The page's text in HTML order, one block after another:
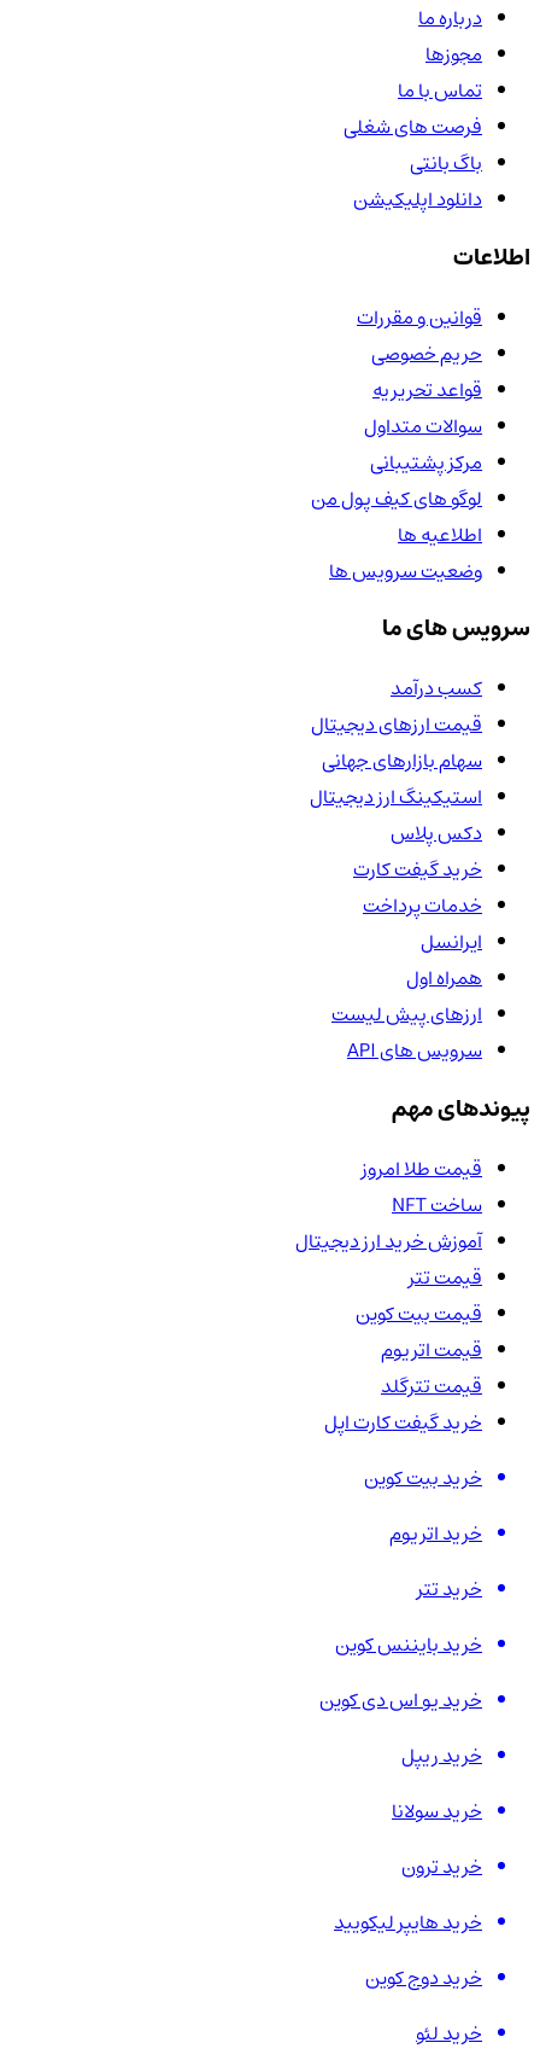
درباره ما
مجوزها
تماس با ما
فرصت های شغلی
باگ بانتی
دانلود اپلیکیشن
اطلاعات
قوانین و مقررات
حریم خصوصی
قواعد تحریریه
سوالات متداول
مرکز پشتیبانی
لوگو های کیف پول من
اطلاعیه ها
وضعیت سرویس ها
سرویس های ما
کسب درآمد
قیمت ارزهای دیجیتال
سهام بازارهای جهانی
استیکینگ ارز دیجیتال
دکس پلاس
خرید گیفت کارت
خدمات پرداخت
ایرانسل
همراه اول
ارزهای پیش لیست
سرویس های API
پیوندهای مهم
قیمت طلا امروز
ساخت NFT
آموزش خرید ارز دیجیتال
قیمت تتر
قیمت بیت کوین
قیمت اتریوم
قیمت تترگلد
خرید گیفت کارت اپل
خرید بیت کوین
خرید اتریوم
خرید تتر
خرید بایننس کوین
خرید یو اس دی کوین
خرید ریپل
خرید سولانا
خرید ترون
خرید هایپر لیکویید
خرید دوج کوین
خرید لئو